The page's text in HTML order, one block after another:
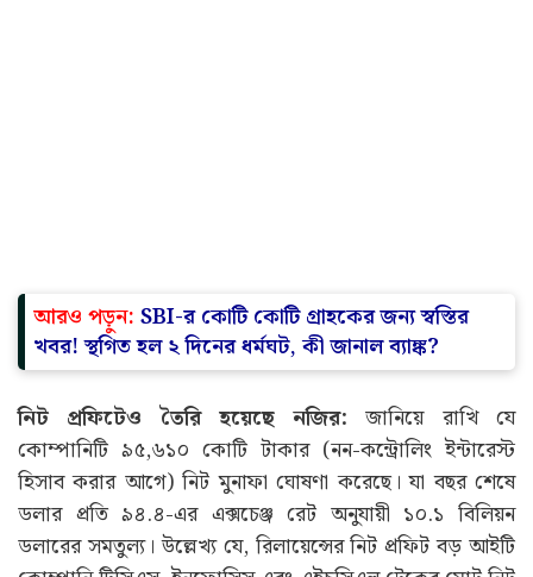
আরও পড়ুন: SBI-র কোটি কোটি গ্রাহকের জন্য স্বস্তির
খবর! স্থগিত হল ২ দিনের ধর্মঘট, কী জানাল ব্যাঙ্ক?
নিট প্রফিটেও তৈরি হয়েছে নজির: জানিয়ে রাখি যে
কোম্পানিটি ৯৫,৬১০ কোটি টাকার (নন-কন্ট্রোলিং ইন্টারেস্ট
হিসাব করার আগে) নিট মুনাফা ঘোষণা করেছে। যা বছর শেষে
ডলার প্রতি ৯৪.৪-এর এক্সচেঞ্জ রেট অনুযায়ী ১০.১ বিলিয়ন
ডলারের সমতুল্য। উল্লেখ্য যে, রিলায়েন্সের নিট প্রফিট বড় আইটি